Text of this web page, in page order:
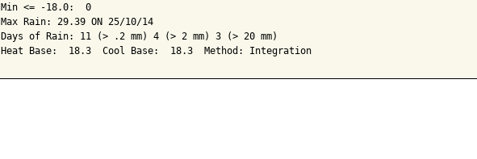
Min <= -18.0:  0
Max Rain: 29.39 ON 25/10/14
Days of Rain: 11 (> .2 mm) 4 (> 2 mm) 3 (> 20 mm)